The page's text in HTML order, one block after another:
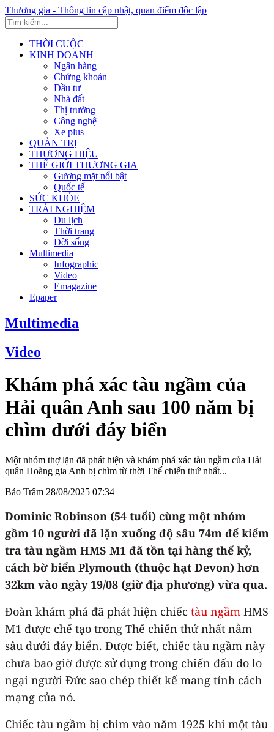
Thương gia - Thông tin cập nhật, quan điểm độc lập
THỜI CUỘC
KINH DOANH
Ngân hàng
Chứng khoán
Đầu tư
Nhà đất
Thị trường
Công nghệ
Xe plus
QUẢN TRỊ
THƯƠNG HIỆU
THẾ GIỚI THƯƠNG GIA
Gương mặt nổi bật
Quốc tế
SỨC KHỎE
TRẢI NGHIỆM
Du lịch
Thời trang
Đời sống
Multimedia
Infographic
Video
Emagazine
Epaper
Multimedia
Video
Khám phá xác tàu ngầm của
Hải quân Anh sau 100 năm bị
chìm dưới đáy biển
Một nhóm thợ lặn đã phát hiện và khám phá xác tàu ngầm của Hải
quân Hoàng gia Anh bị chìm từ thời Thế chiến thứ nhất...
Bảo Trâm 28/08/2025 07:34
Dominic Robinson (54 tuổi) cùng một nhóm
gồm 10 người đã lặn xuống độ sâu 74m để kiểm
tra tàu ngầm HMS M1 đã tồn tại hàng thế kỷ,
cách bờ biển Plymouth (thuộc hạt Devon) hơn
32km vào ngày 19/08 (giờ địa phương) vừa qua.
Đoàn khám phá đã phát hiện chiếc tàu ngầm HMS
M1 được chế tạo trong Thế chiến thứ nhất nằm
sâu dưới đáy biển. Được biết, chiếc tàu ngầm này
chưa bao giờ được sử dụng trong chiến đấu do lo
ngại người Đức sao chép thiết kế mang tính cách
mạng của nó.
Chiếc tàu ngầm bị chìm vào năm 1925 khi một tàu